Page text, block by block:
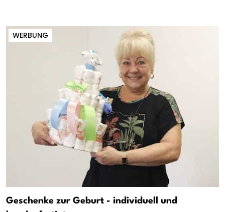
WERBUNG
Geschenke zur Geburt - individuell und